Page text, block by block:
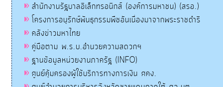
สำนักงานรัฐบาลอิเล็กทรอนิกส์ (องค์การมหาชน) (สรอ.)
โครงการอนุรักษ์พันธุกรรมพืชอันเนื่องมาจากพระราชดำริ
คลังข่าวมหาไทย
คู่มือตาม พ.ร.บ.อำนวยความสดวกฯ
ฐานข้อมูลหน่วยงานภาครัฐ (INFO)
ศูนย์คุ้มครองผู้ใช้บริการทางการเงิน ศคง.